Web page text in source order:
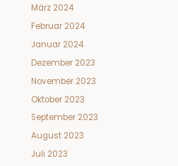
März 2024
Februar 2024
Januar 2024
Dezember 2023
November 2023
Oktober 2023
September 2023
August 2023
Juli 2023